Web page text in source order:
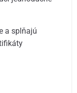
a splňajú